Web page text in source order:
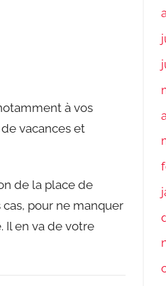
à vos
vacances et
de la place de
pour ne manquer
Il en va de votre